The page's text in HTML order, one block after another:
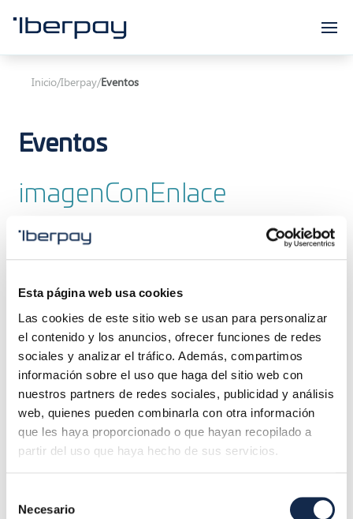
Esta página web usa cookies
Las cookies de este sitio web se usan para personalizar
el contenido y los anuncios, ofrecer funciones de redes
sociales y analizar el tráfico. Además, compartimos
información sobre el uso que haga del sitio web con
nuestros partners de redes sociales, publicidad y análisis
web, quienes pueden combinarla con otra información
que les haya proporcionado o que hayan recopilado a
partir del uso que haya hecho de sus servicios.
Necesario
Iberpay
Inicio/Iberpay/Eventos
Eventos
imagenConEnlace
Iberpay cumple 10 años...
Prueba